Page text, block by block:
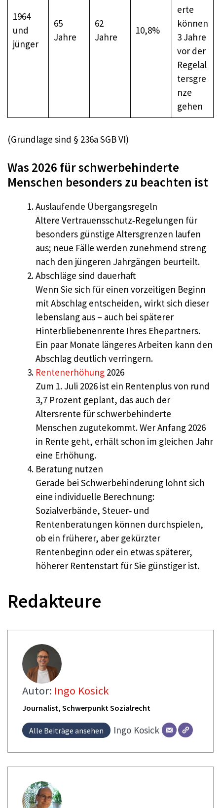
1964
und
jünger
65
Jahre
62
Jahre
10,8%
erte
können
3 Jahre
vor der
Regelal
tersgre
nze
gehen
(Grundlage sind § 236a SGB VI)
Was 2026 für schwerbehinderte
Menschen besonders zu beachten ist
Auslaufende Übergangsregeln
Ältere Vertrauensschutz‑Regelungen für
besonders günstige Altersgrenzen laufen
aus; neue Fälle werden zunehmend streng
nach den jüngeren Jahrgängen beurteilt.
Abschläge sind dauerhaft
Wenn Sie sich für einen vorzeitigen Beginn
mit Abschlag entscheiden, wirkt sich dieser
lebenslang aus – auch bei späterer
Hinterbliebenenrente Ihres Ehepartners.
Ein paar Monate längeres Arbeiten kann den
Abschlag deutlich verringern.
Rentenerhöhung 2026
Zum 1. Juli 2026 ist ein Rentenplus von rund
3,7 Prozent geplant, das auch der
Altersrente für schwerbehinderte
Menschen zugutekommt. Wer Anfang 2026
in Rente geht, erhält schon im gleichen Jahr
eine Erhöhung.
Beratung nutzen
Gerade bei Schwerbehinderung lohnt sich
eine individuelle Berechnung:
Sozialverbände, Steuer‑ und
Rentenberatungen können durchspielen,
ob ein früherer, aber gekürzter
Rentenbeginn oder ein etwas späterer,
höherer Rentenstart für Sie günstiger ist.
Redakteure
Autor: Ingo Kosick
Journalist, Schwerpunkt Sozialrecht
Alle Beiträge ansehen Ingo Kosick